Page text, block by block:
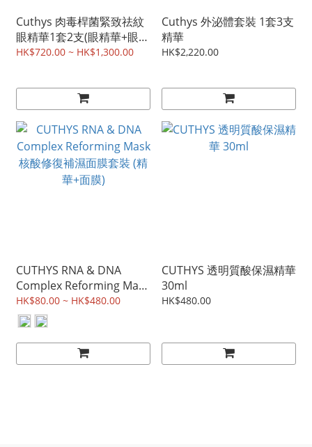
Cuthys 肉毒桿菌緊致祛紋
眼精華1套2支(眼精華+眼
霜)
HK$720.00 ~ HK$1,300.00
Cuthys 外泌體套裝 1套3支
精華
HK$2,220.00
CUTHYS RNA & DNA
Complex Reforming Mask
核酸修復補濕面膜套裝 (精
華+面膜)
HK$80.00 ~ HK$480.00
CUTHYS 透明質酸保濕精華
30ml
HK$480.00